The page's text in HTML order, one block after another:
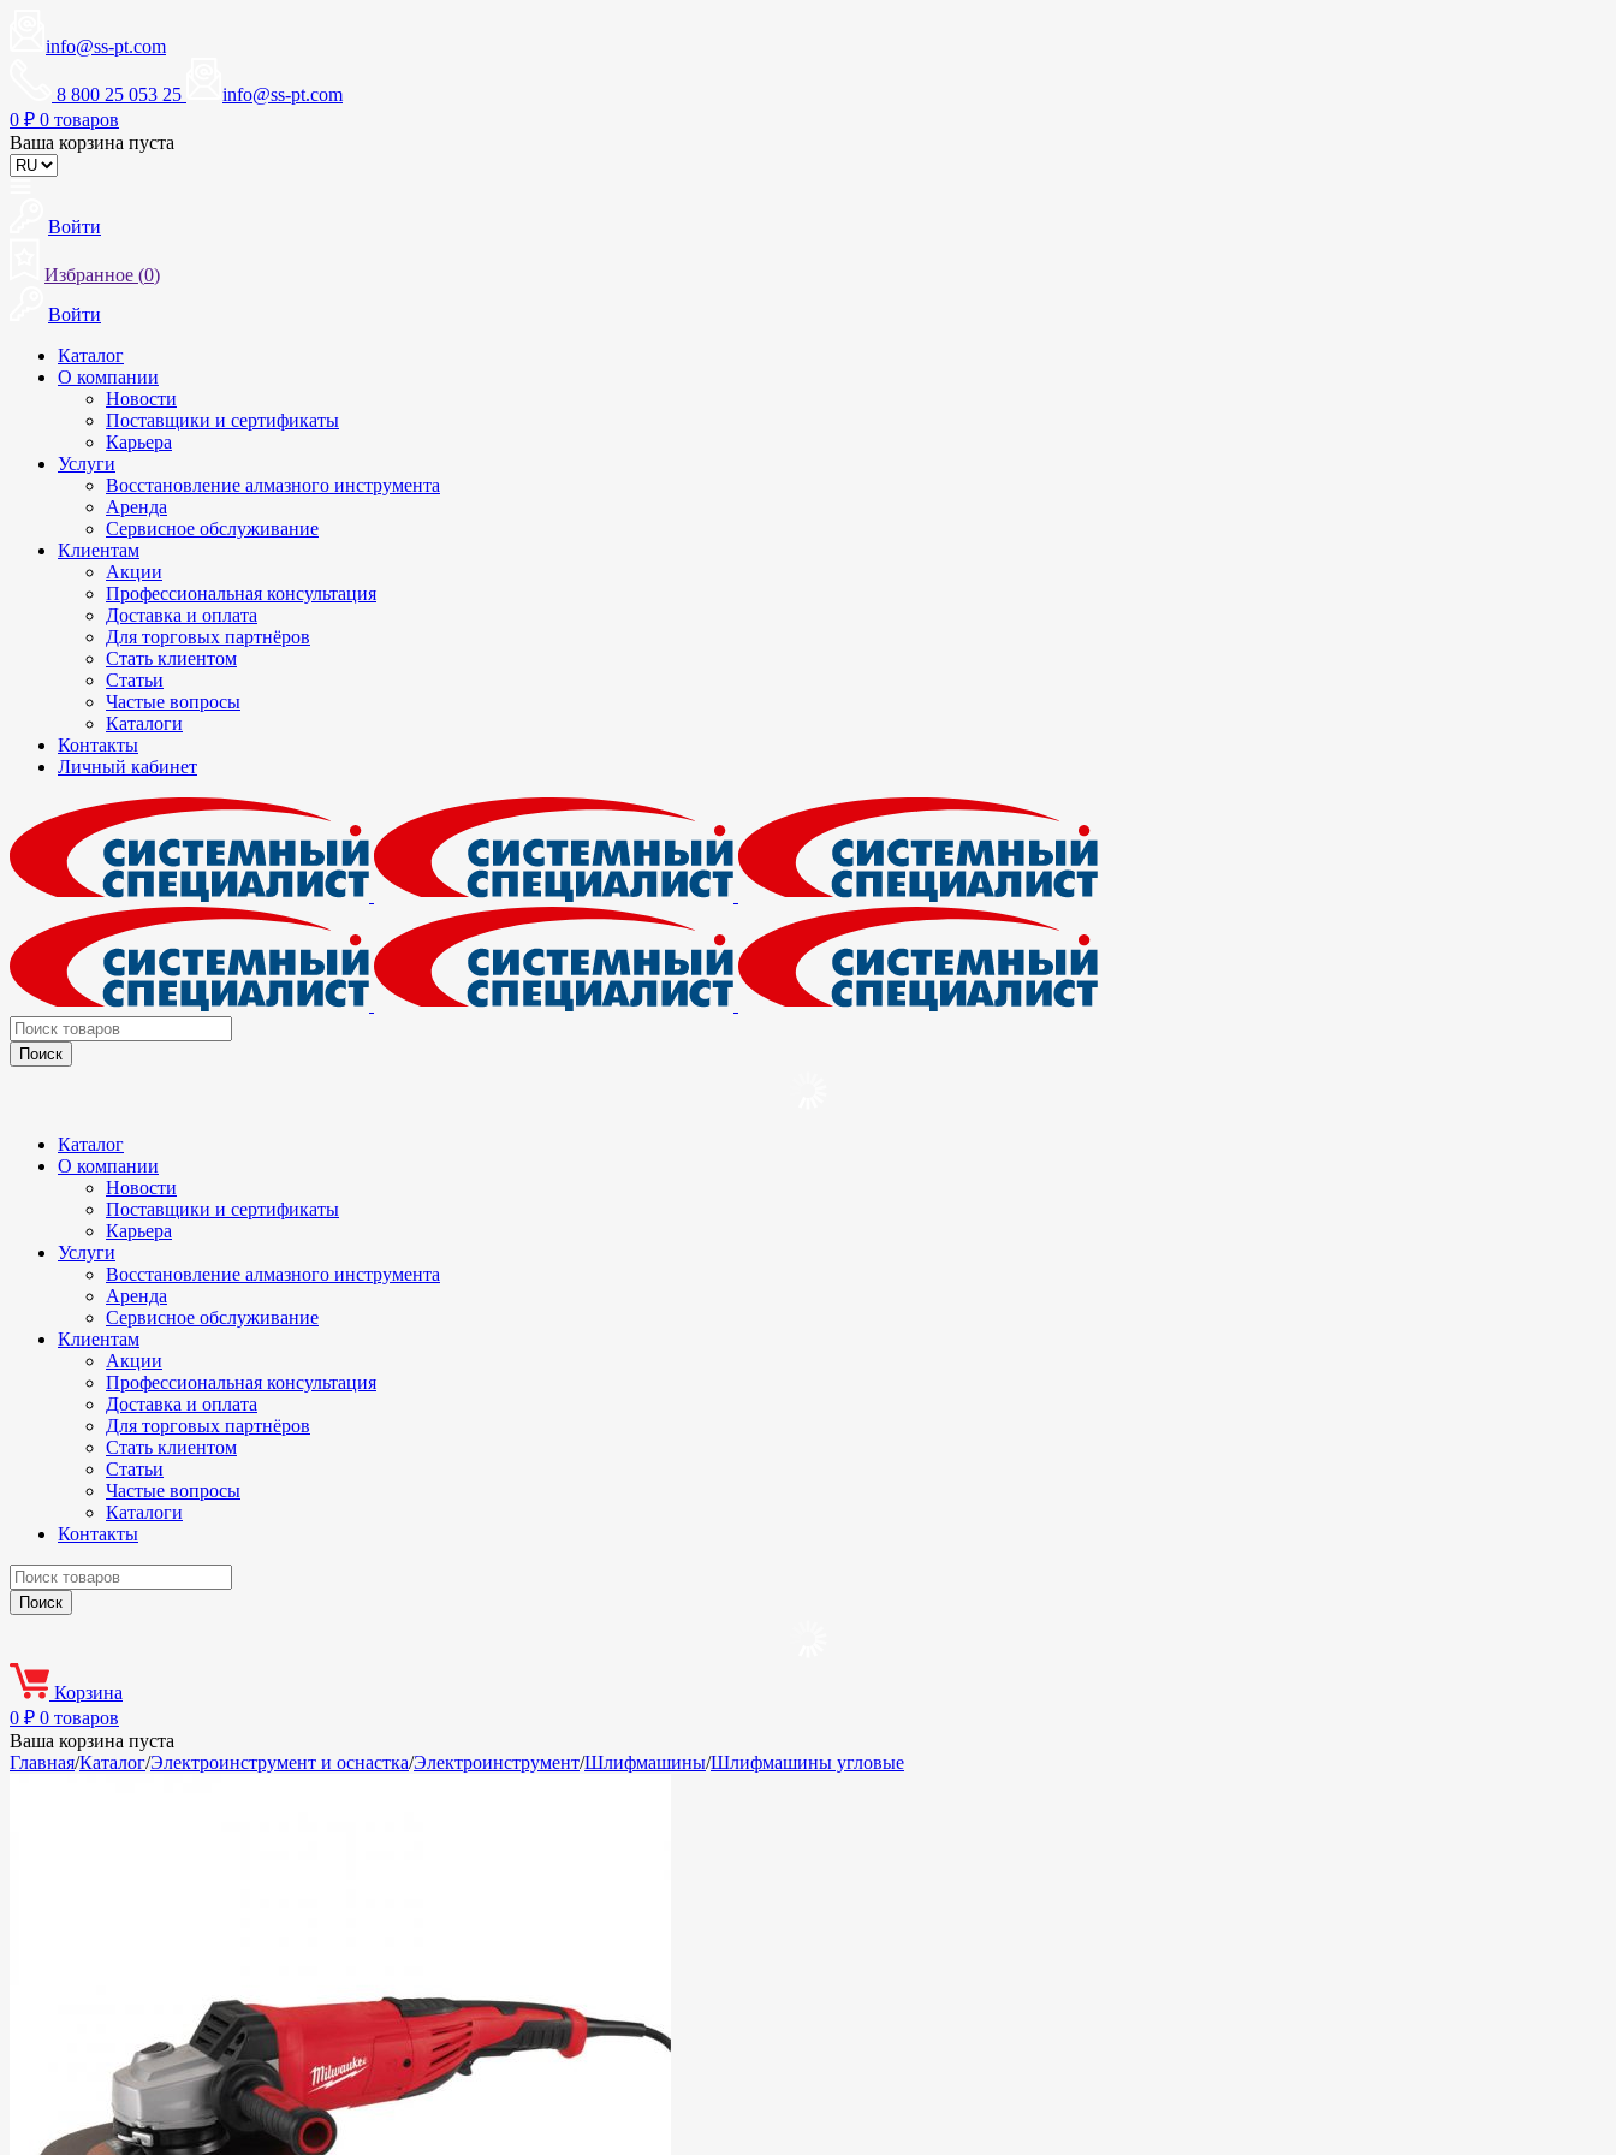
info@ss-pt.com
8 800 25 053 25
info@ss-pt.com
0 ₽ 0 товаров
Ваша корзина пуста
Войти
Избранное (0)
Войти
Каталог
О компании
Новости
Поставщики и сертификаты
Карьера
Услуги
Восстановление алмазного инструмента
Аренда
Сервисное обслуживание
Клиентам
Акции
Профессиональная консультация
Доставка и оплата
Для торговых партнёров
Стать клиентом
Статьи
Частые вопросы
Каталоги
Контакты
Личный кабинет
Каталог
О компании
Новости
Поставщики и сертификаты
Карьера
Услуги
Восстановление алмазного инструмента
Аренда
Сервисное обслуживание
Клиентам
Акции
Профессиональная консультация
Доставка и оплата
Для торговых партнёров
Стать клиентом
Статьи
Частые вопросы
Каталоги
Контакты
Корзина
0 ₽ 0 товаров
Ваша корзина пуста
Главная/Каталог/Электроинструмент и оснастка/Электроинструмент/Шлифмашины/Шлифмашины угловые